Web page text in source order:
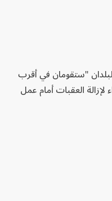
"ستقومان في أقرب
العقبات أمام عمل